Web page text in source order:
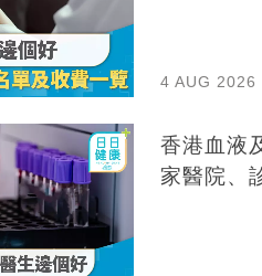
4 AUG 2026
香港血液
家醫院、